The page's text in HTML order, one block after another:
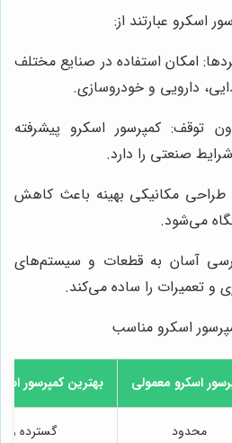
اسکرو عبارتند از:
امکان استفاده در صنایع مختلف
دارویی و خودروسازی.
توقف: کمپرسور اسکرو پیشرفته
صنعتی را دارد.
مکانیکی بهینه باعث کاهش
می‌شود.
آسان به قطعات و سیستم‌های
و تعمیرات را ساده می‌کند.
اسکرو مناسب
اسکرو معمولی بهترین کمپرسور
محدود گسترده و